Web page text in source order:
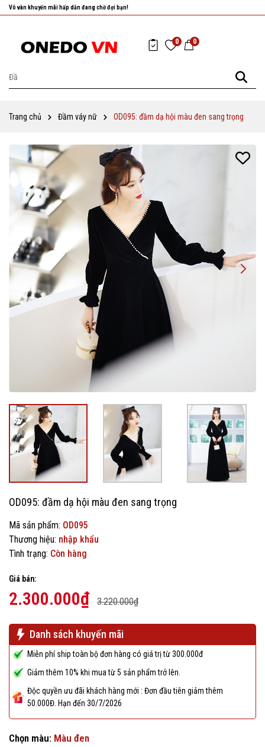
Nhanh tay chọn cho mình những sản phẩm ưng ý nhất!
0 0
Trang chủ Đầm váy nữ OD095: đầm dạ hội màu đen sang trọng
OD095: đầm dạ hội màu đen sang trọng
Mã sản phẩm: OD095
Thương hiệu: nhập khẩu
Tình trạng: Còn hàng
Giá bán:
2.300.000₫ 3.220.000₫
Danh sách khuyến mãi
Miễn phí ship toàn bộ đơn hàng có giá trị từ 300.000đ
Giảm thêm 10% khi mua từ 5 sản phẩm trở lên.
Độc quyền ưu đãi khách hàng mới : Đơn đầu tiên giảm thêm
50.000Đ. Hạn đến 30/7/2026
Chọn màu: Màu đen